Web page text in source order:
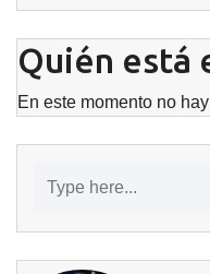
Quién está
En este momento no